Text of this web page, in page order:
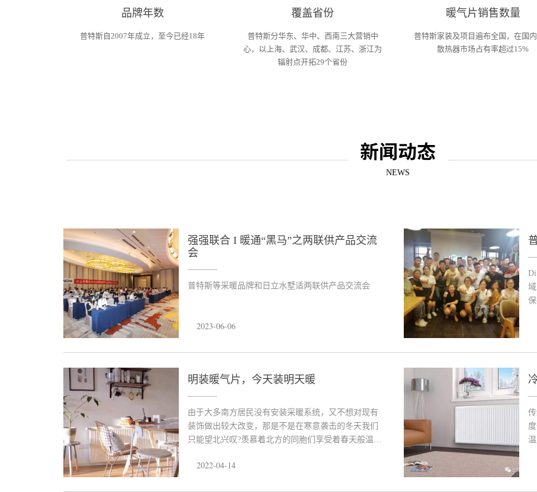
品牌年数
普特斯自2007年成立，至今已经18年
覆盖省份
普特斯分华东、华中、西南三大营销中
心，以上海、武汉、成都、江苏、浙江为
辐射点开拓29个省份
暖气片销售数量
普特斯家装及项目遍布全国，在国
散热器市场占有率超过15%
新闻动态
NEWS
强强联合 I 暖通“黑马”之两联供产品交流
会
普特斯等采暖品牌和日立水墅适两联供产品交流会
2023-06-06
明装暖气片，今天装明天暖
由于大多南方居民没有安装采暖系统，又不想对现有
装饰做出较大改变，那是不是在寒意袭击的冬天我们
只能望北兴叹?羡慕着北方的同胞们享受着春天般温暖
片”。
2022-04-14